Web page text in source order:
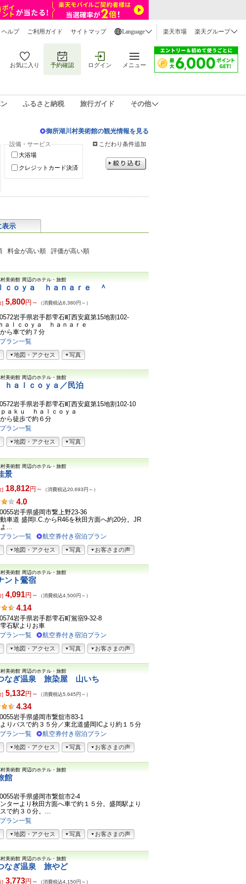
ヘルプ ご利用ガイド サイトマップ Language 楽天市場 楽天グループ
お気に入り 予約確認 ログイン メニュー
ふるさと納税 旅行ガイド
その他
御所湖川村美術館の観光情報を見る
設備・サービス
大浴場
クレジットカード決済
こだわり条件追加
表示
料金が高い順 評価が高い順
美術館 周辺のホテル・旅館
ｃｏｙａ ｈａｎａｒｅ ＾
] 5,800円～ （消費税込6,380円～）
岩手県岩手郡雫石町西安庭第15地割102-
ｌｃｏｙａ ｈａｎａｒｅ
ら車で約７分
ラン一覧
地図・アクセス 写真
美術館 周辺のホテル・旅館
ａｌｃｏｙａ／民泊
岩手県岩手郡雫石町西安庭第15地割102-10
ａｋｕ ｈａｌｃｏｙａ
ら徒歩で約６分
ラン一覧
地図・アクセス 写真
美術館 周辺のホテル・旅館
景
] 18,812円～ （消費税込20,693円～）
4.0
岩手県盛岡市繋上野23-36
車道 盛岡I.C.からR46を秋田方面へ約20分。JR
...
ラン一覧
航空券付き宿泊プラン
地図・アクセス 写真 お客さまの声
美術館 周辺のホテル・旅館
ント鶯宿
] 4,091円～ （消費税込4,500円～）
4.14
岩手県岩手郡雫石町鴬宿9-32-8
石駅よりお車
ラン一覧
航空券付き宿泊プラン
地図・アクセス 写真 お客さまの声
美術館 周辺のホテル・旅館
なぎ温泉 旅染屋 山いち
] 5,132円～ （消費税込5,645円～）
4.34
岩手県盛岡市繋舘市83-1
りバスで約３５分／東北道盛岡ICより約１５分
ラン一覧
航空券付き宿泊プラン
地図・アクセス 写真 お客さまの声
美術館 周辺のホテル・旅館
館
岩手県盛岡市繋舘市2-4
ターより秋田方面へ車で約１５分。盛岡駅より
で約３０分。...
ラン一覧
地図・アクセス 写真 お客さまの声
美術館 周辺のホテル・旅館
なぎ温泉 旅やど
] 3,773円～ （消費税込4,150円～）